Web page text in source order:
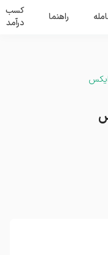
راهنما
کسب
درآمد